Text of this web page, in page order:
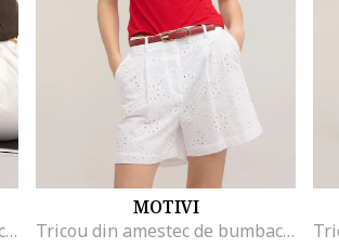
Tricou din amestec de bumbac cu decolteu rotund, Verde masliniu
MOTIVI
Tricou din amestec de bumbac cu decolteu rotund, Rosu vermillion